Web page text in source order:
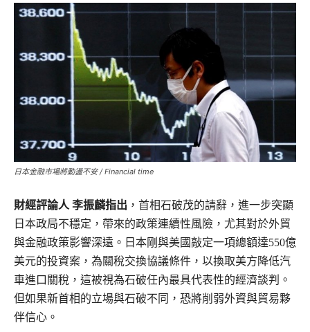
日本金融市場將動盪不安 / Financial time
財經評論人 李振麟指出 ，首相石破茂的請辭，進一步突顯
日本政局不穩定，帶來的政策連續性風險，尤其對於外貿
與金融政策影響深遠。日本剛與美國敲定一項總額達550億
美元的投資案，為關稅交換協議條件，以換取美方降低汽
車進口關稅，這被視為石破任內最具代表性的經濟談判。
但如果新首相的立場與石破不同，恐將削弱外資與貿易夥
伴信心。